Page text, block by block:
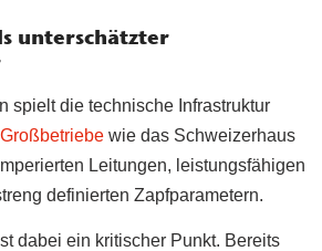
unterschätzter
spielt die technische Infrastruktur
Großbetriebe wie das Schweizerhaus
Leitungen, leistungsfähigen
definierten Zapfparametern.
dabei ein kritischer Punkt. Bereits